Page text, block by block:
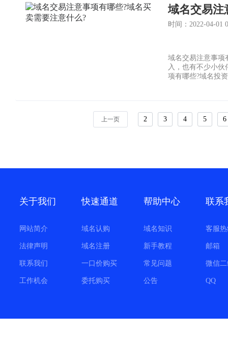
域名交易注
时间：2022-04-01
域名交易注意事项
入，也有不少小
项有哪些?域名投
上一页 2 3 4 5 6
关于我们
网站简介
法律声明
联系我们
工作机会
快速通道
域名认购
域名注册
一口价购买
委托购买
帮助中心
域名知识
新手教程
常见问题
公告
联系
客服
邮箱
微信
QQ